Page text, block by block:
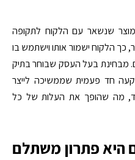
שנשאר עם הלקוח לתקופה
כך הלקוח ישמור אותו וישתמש בו
מבחינת בעל העסק שבוחר בתיק
חד פעמית שממשיכה לייצר
מה שהופך את העלות של כל
היא פתרון משתלם